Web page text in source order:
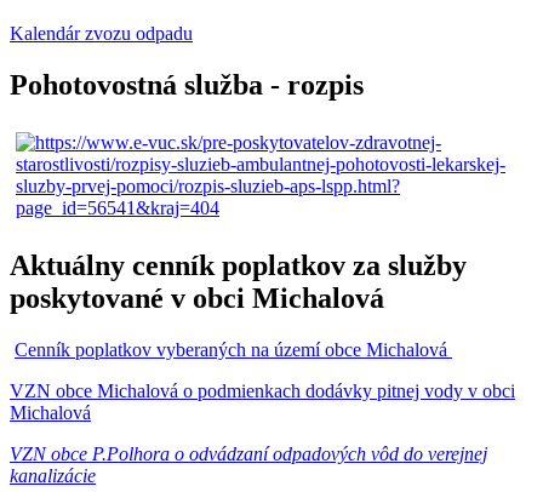
Kalendár zvozu odpadu
Pohotovostná služba - rozpis
Aktuálny cenník poplatkov za služby
poskytované v obci Michalová
Cenník poplatkov vyberaných na území obce Michalová
VZN obce Michalová o podmienkach dodávky pitnej vody v obci
Michalová
VZN obce P.Polhora o odvádzaní odpadových vôd do verejnej
kanalizácie